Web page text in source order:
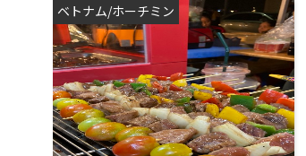
ベトナム/ホーチミン